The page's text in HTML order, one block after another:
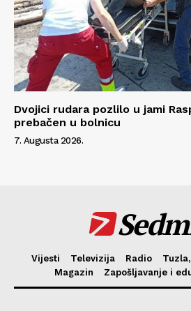
Dvojici rudara pozlilo u jami
prebačen u bolnicu
7. Augusta 2026.
Vijesti Televizija Radio
Magazin
Zapošljavanje i